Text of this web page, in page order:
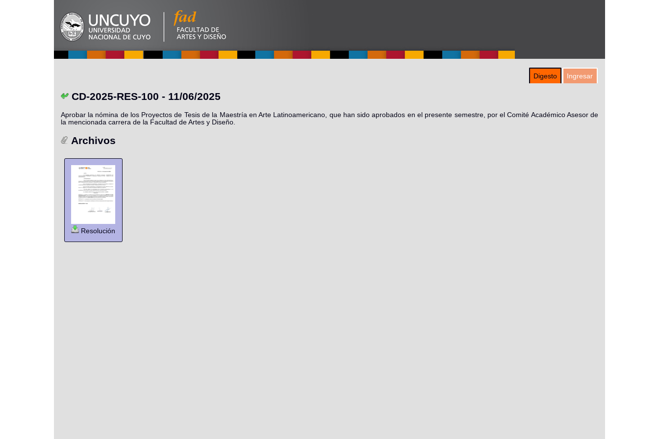
Digesto Ingresar
CD-2025-RES-100 - 11/06/2025
Aprobar la nómina de los Proyectos de Tesis de la Maestría en Arte Latinoamericano, que han sido aprobados en el presente semestre, por el Comité Académico Asesor de
la mencionada carrera de la Facultad de Artes y Diseño.
Archivos
Resolución